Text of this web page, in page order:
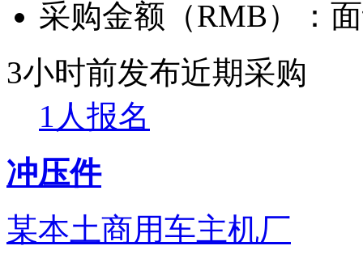
采购金额（RMB）：
3小时前发布近期采购
1人报名
冲压件
某本土商用车主机厂